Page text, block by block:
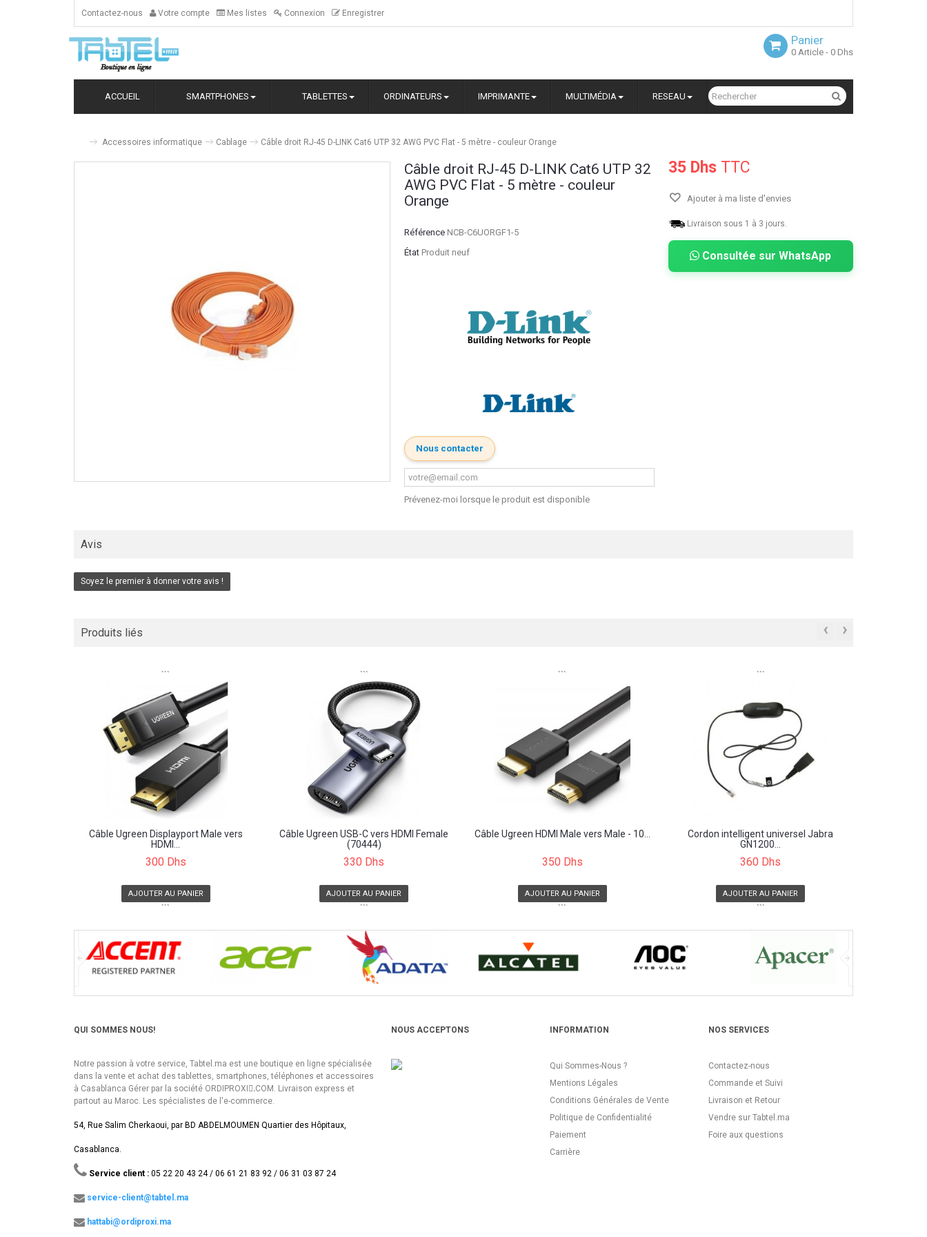
Contactez-nous Votre compte Mes listes Connexion Enregistrer
Panier
0 Article - 0 Dhs
ACCUEIL SMARTPHONES TABLETTES ORDINATEURS IMPRIMANTE MULTIMÉDIA RESEAU
Accessoires informatique Cablage Câble droit RJ-45 D-LINK Cat6 UTP 32 AWG PVC Flat - 5 mètre - couleur Orange
Câble droit RJ-45 D-LINK Cat6 UTP 32
AWG PVC Flat - 5 mètre - couleur
Orange
Référence NCB-C6UORGF1-5
État Produit neuf
Nous contacter
Prévenez-moi lorsque le produit est disponible
35 Dhs TTC
Ajouter à ma liste d'envies
Livraison sous 1 à 3 jours.
Consultée sur WhatsApp
Avis
Soyez le premier à donner votre avis !
Produits liés ‹ ›
```
Câble Ugreen Displayport Male vers
HDMI...
300 Dhs
AJOUTER AU PANIER
```
```
Câble Ugreen USB-C vers HDMI Female
(70444)
330 Dhs
AJOUTER AU PANIER
```
```
Câble Ugreen HDMI Male vers Male - 10...
350 Dhs
AJOUTER AU PANIER
```
```
Cordon intelligent universel Jabra
GN1200...
360 Dhs
AJOUTER AU PANIER
```
QUI SOMMES NOUS!
Notre passion à votre service, Tabtel.ma est une boutique en ligne spécialisée
dans la vente et achat des tablettes, smartphones, téléphones et accessoires
à Casablanca Gérer par la société ORDIPROXI.ِCOM. Livraison express et
partout au Maroc. Les spécialistes de l'e-commerce.
54, Rue Salim Cherkaoui, par BD ABDELMOUMEN Quartier des Hôpitaux,
Casablanca.
Service client : 05 22 20 43 24 / 06 61 21 83 92 / 06 31 03 87 24
service-client@tabtel.ma
hattabi@ordiproxi.ma
NOUS ACCEPTONS INFORMATION
Qui Sommes-Nous ?
Mentions Légales
Conditions Générales de Vente
Politique de Confidentialité
Paiement
Carrière
NOS SERVICES
Contactez-nous
Commande et Suivi
Livraison et Retour
Vendre sur Tabtel.ma
Foire aux questions